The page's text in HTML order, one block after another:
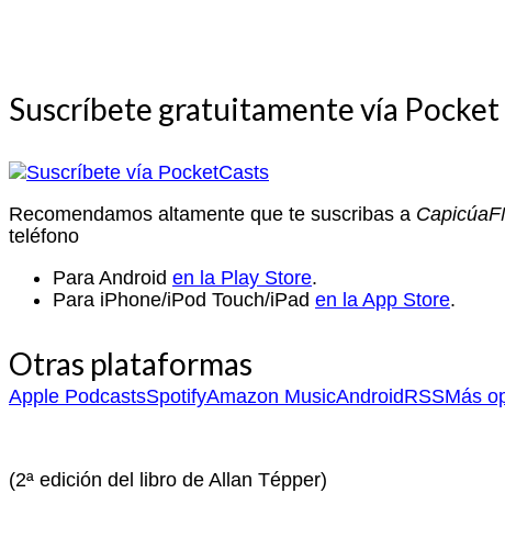
Suscríbete gratuitamente vía Pocket
Recomendamos altamente que te suscribas a
teléfono
Para Android en la Play Store.
Para iPhone/iPod Touch/iPad en la App Store.
Otras plataformas
Apple PodcastsSpotifyAmazon MusicAndroidRSSMás
(2ª edición del libro de Allan Tépper)